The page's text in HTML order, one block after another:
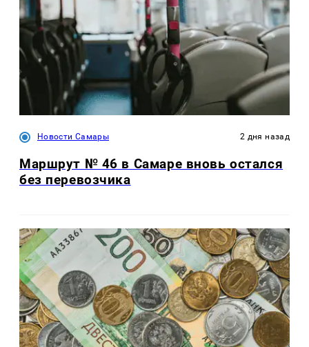
Новости Самары 2 дня назад
Маршрут № 46 в Самаре вновь остался
без перевозчика